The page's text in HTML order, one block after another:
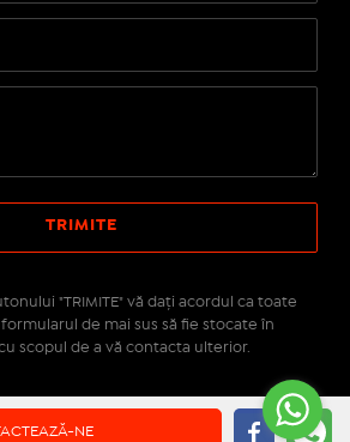
NE
"TRIMITE" vă daţi acordul ca toate
de mai sus să fie stocate în
scopul de a vă contacta ulterior.
IMOPEDIA.ro - Anunțuri